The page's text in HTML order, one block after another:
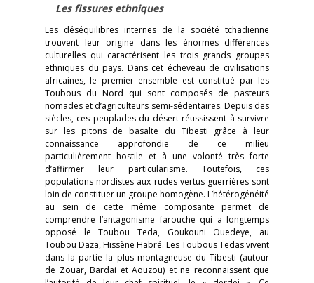
Les fissures ethniques
Les déséquilibres internes de la société tchadienne
trouvent leur origine dans les énormes différences
culturelles qui caractérisent les trois grands groupes
ethniques du pays. Dans cet écheveau de civilisations
africaines, le premier ensemble est constitué par les
Toubous du Nord qui sont composés de pasteurs
nomades et d’agriculteurs semi-sédentaires. Depuis des
siècles, ces peuplades du désert réussissent à survivre
sur les pitons de basalte du Tibesti grâce à leur
connaissance approfondie de ce milieu
particulièrement hostile et à une volonté très forte
d’affirmer leur particularisme. Toutefois, ces
populations nordistes aux rudes vertus guerrières sont
loin de constituer un groupe homogène. L’hétérogénéité
au sein de cette même composante permet de
comprendre l’antagonisme farouche qui a longtemps
opposé le Toubou Teda, Goukouni Ouedeye, au
Toubou Daza, Hissène Habré. Les Toubous Tedas vivent
dans la partie la plus montagneuse du Tibesti (autour
de Zouar, Bardai et Aouzou) et ne reconnaissent que